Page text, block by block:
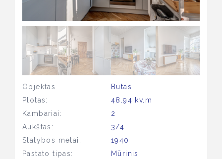
Objektas
Butas
Plotas:
48.94 kv.m
Kambariai:
2
Aukštas:
3/4
Statybos metai:
1940
Pastato tipas:
Mūrinis